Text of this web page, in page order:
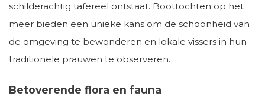
schilderachtig tafereel ontstaat. Boottochten op het
meer bieden een unieke kans om de schoonheid van
de omgeving te bewonderen en lokale vissers in hun
traditionele prauwen te observeren.
Betoverende flora en fauna